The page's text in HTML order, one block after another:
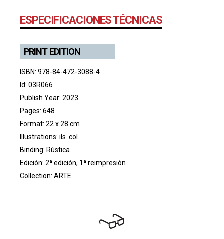
ESPECIFICACIONES TÉCNICAS
PRINT EDITION
ISBN: 978-84-472-3088-4
Id: 03R066
Publish Year: 2023
Pages: 648
Format: 22 x 28 cm
Illustrations: ils. col.
Binding: Rústica
Edición: 2ª edición, 1ª reimpresión
Collection: ARTE